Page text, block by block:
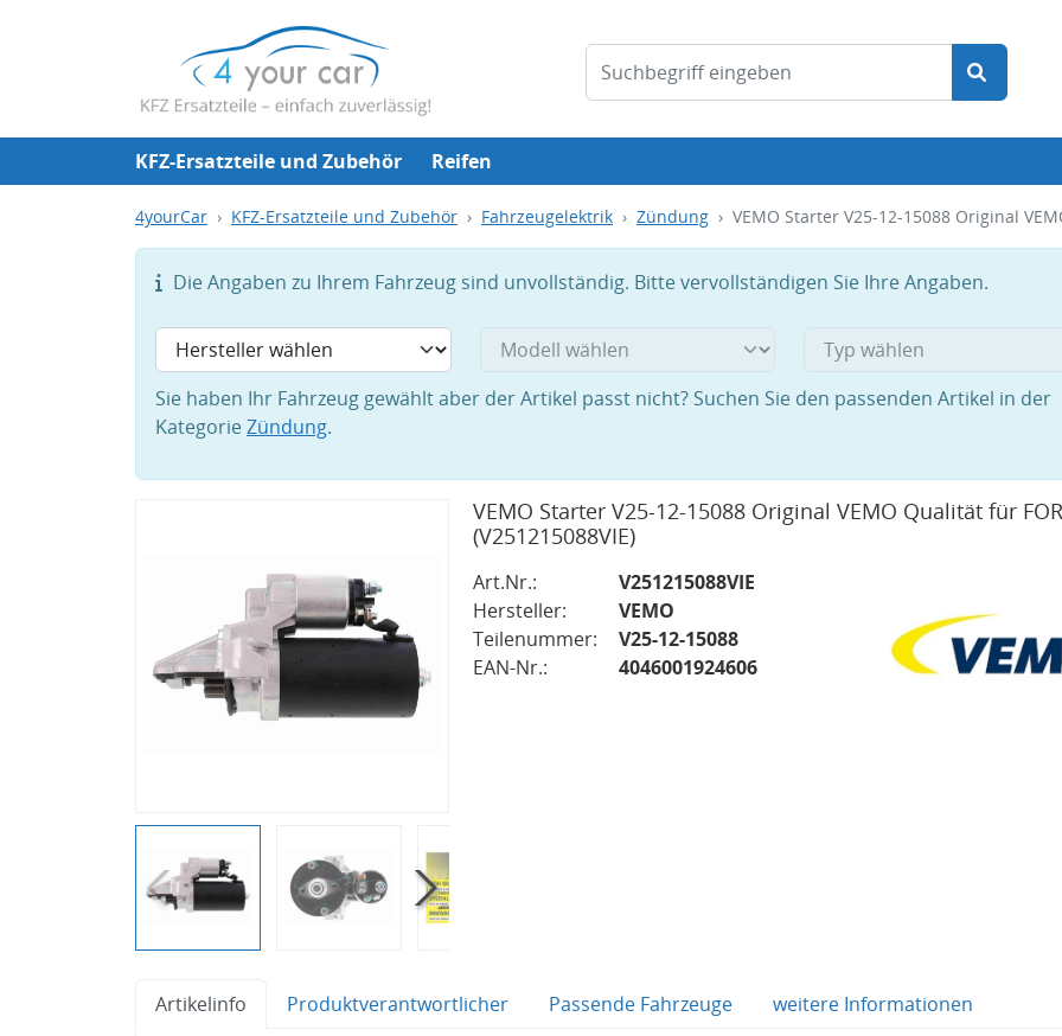
KFZ-Ersatzteile und Zubehör Reifen
4yourCar KFZ-Ersatzteile und Zubehör Fahrzeugelektrik Zündung VEMO Starter V25-12-15088 Original
Die Angaben zu Ihrem Fahrzeug sind unvollständig. Bitte vervollständigen Sie Ihre Angaben.
Sie haben Ihr Fahrzeug gewählt aber der Artikel passt nicht? Suchen Sie den passenden Artikel in der
KategorieZündung.
VEMO Starter V25-12-15088 Original VEMO Qualität für
(V251215088VIE)
Art.Nr.:
V251215088VIE
Hersteller:
VEMO
Teilenummer:
V25-12-15088
EAN-Nr.:
4046001924606
Artikelinfo Produktverantwortlicher Passende Fahrzeuge weitere Informationen